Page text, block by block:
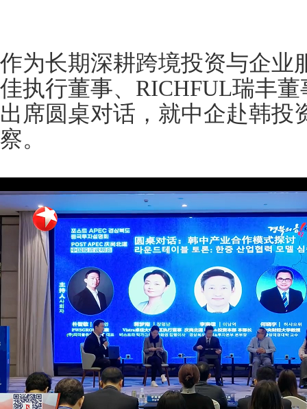
作为长期深耕跨境投资与企业
佳执行董事、RICHFUL瑞丰
出席圆桌对话，就中企赴韩投
察。